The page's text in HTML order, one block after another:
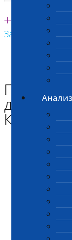
Единая круглосуточная
+7 495
Заказать
Главная
Энциклопедия
Генетика
Генетика
КВ)